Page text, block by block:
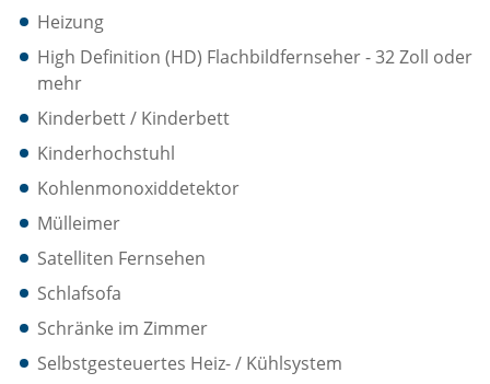
Heizung
High Definition (HD) Flachbildfernseher - 32 Zoll oder
mehr
Kinderbett / Kinderbett
Kinderhochstuhl
Kohlenmonoxiddetektor
Mülleimer
Satelliten Fernsehen
Schlafsofa
Schränke im Zimmer
Selbstgesteuertes Heiz- / Kühlsystem